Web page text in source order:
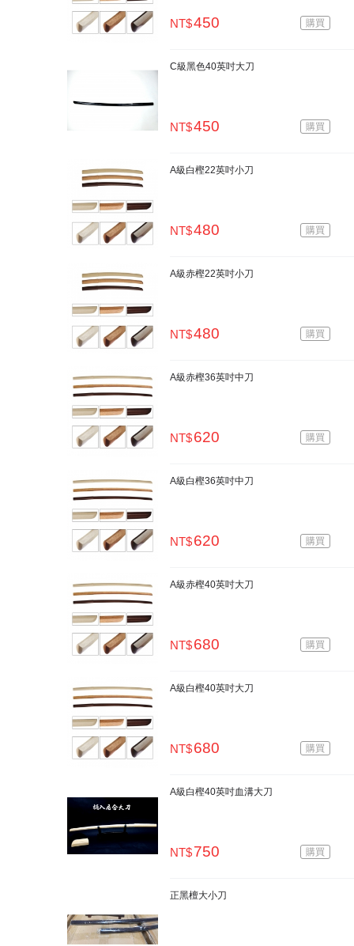
NT$450 購買
C級黑色40英吋大刀
NT$450 購買
A級白樫22英吋小刀
NT$480 購買
A級赤樫22英吋小刀
NT$480 購買
A級赤樫36英吋中刀
NT$620 購買
A級白樫36英吋中刀
NT$620 購買
A級赤樫40英吋大刀
NT$680 購買
A級白樫40英吋大刀
NT$680 購買
A級白樫40英吋血溝大刀
NT$750 購買
正黑檀大小刀